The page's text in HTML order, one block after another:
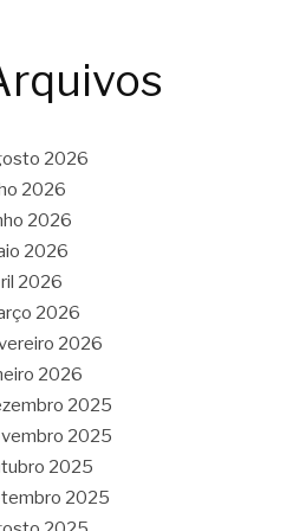
2026
2026
2026
2026
2026
2026
2026
2026
2025
2025
2025
2025